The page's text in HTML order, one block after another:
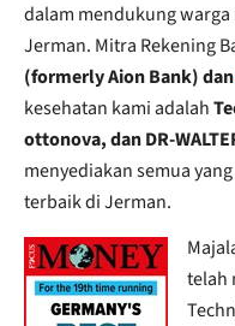
dalam mendukung
Jerman. Mitra Rekening
(formerly Aion Bank) dan
kesehatan kami adalah
ottonova, dan DR-
menyediakan semua
terbaik di Jerman.
telah